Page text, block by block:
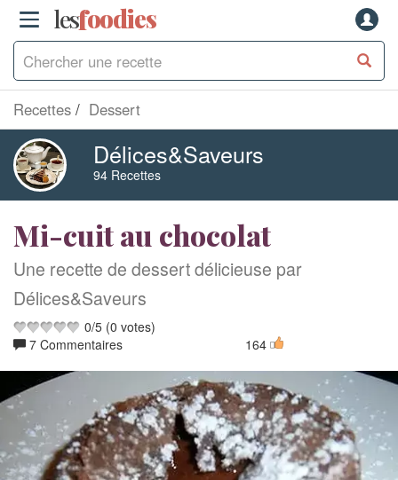
lesfoodies
Recettes Dessert
Délices&Saveurs
94 Recettes
Mi-cuit au chocolat
Une recette de dessert délicieuse par
Délices&Saveurs
0/5 (0 votes)
7 Commentaires
164